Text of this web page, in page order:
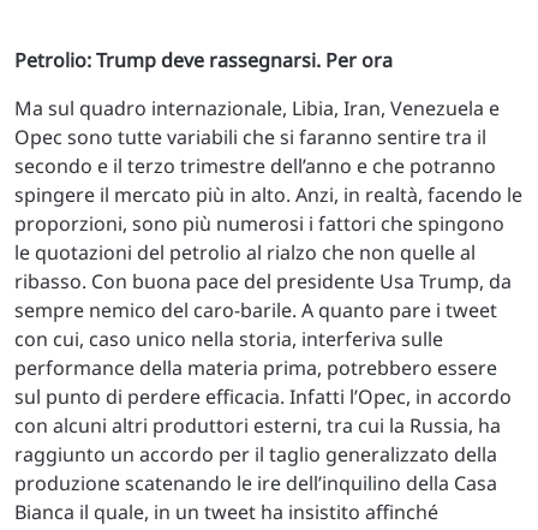
Petrolio: Trump deve rassegnarsi. Per ora
Ma sul quadro internazionale, Libia, Iran, Venezuela e
Opec sono tutte variabili che si faranno sentire tra il
secondo e il terzo trimestre dell’anno e che potranno
spingere il mercato più in alto. Anzi, in realtà, facendo le
proporzioni, sono più numerosi i fattori che spingono
le quotazioni del petrolio al rialzo che non quelle al
ribasso. Con buona pace del presidente Usa Trump, da
sempre nemico del caro-barile. A quanto pare i tweet
con cui, caso unico nella storia, interferiva sulle
performance della materia prima, potrebbero essere
sul punto di perdere efficacia. Infatti l’Opec, in accordo
con alcuni altri produttori esterni, tra cui la Russia, ha
raggiunto un accordo per il taglio generalizzato della
produzione scatenando le ire dell’inquilino della Casa
Bianca il quale, in un tweet ha insistito affinché